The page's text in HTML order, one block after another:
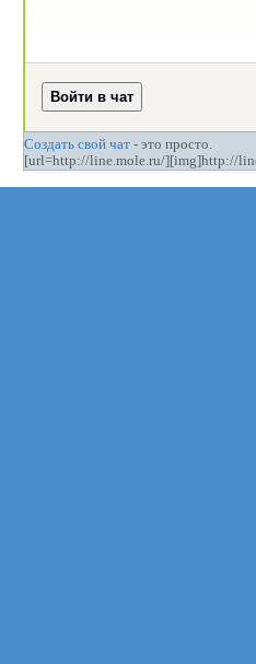
Создать свой чат - это просто.
[url=http://line.mole.ru/][img]http://